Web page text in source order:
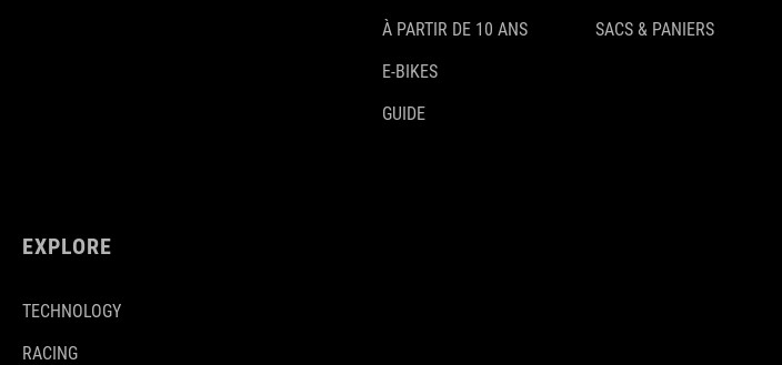
À PARTIR DE 10 ANS
E-BIKES
GUIDE
SACS & PANIERS
EXPLORE
TECHNOLOGY
RACING